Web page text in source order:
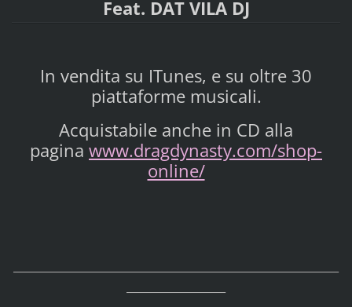
Feat. DAT VILA DJ
In vendita su ITunes, e su oltre 30
piattaforme musicali.
Acquistabile anche in CD alla
pagina www.dragdynasty.com/shop-
online/